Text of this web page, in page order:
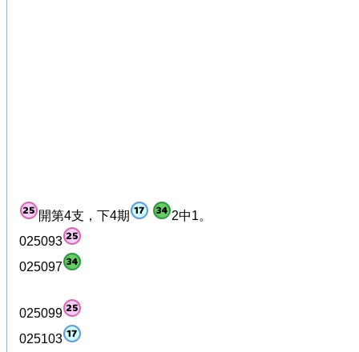
開第4支，下4期
2中1。
025093
025097
025099
025103